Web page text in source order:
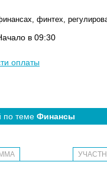
, финтех,
в 09:30
оплаты
по теме Финансы